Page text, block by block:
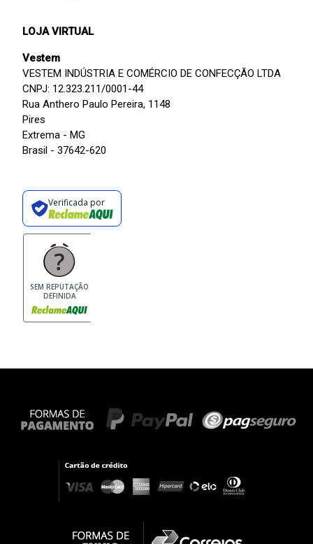
LOJA VIRTUAL
Vestem
VESTEM INDÚSTRIA E COMÉRCIO DE CONFECÇÃO LTDA
CNPJ: 12.323.211/0001-44
Rua Anthero Paulo Pereira, 1148
Pires
Extrema - MG
Brasil - 37642-620
Verificada por
SEM REPUTAÇÃO
DEFINIDA